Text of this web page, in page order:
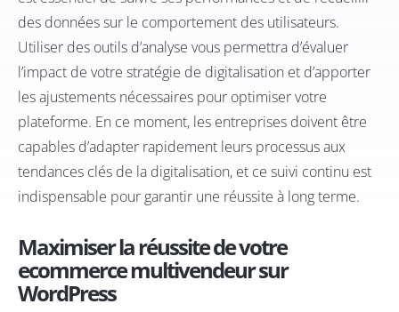
des données sur le comportement des utilisateurs.
Utiliser des outils d’analyse vous permettra d’évaluer
l’impact de votre stratégie de digitalisation et d’apporter
les ajustements nécessaires pour optimiser votre
plateforme. En ce moment, les entreprises doivent être
capables d’adapter rapidement leurs processus aux
tendances clés de la digitalisation, et ce suivi continu est
indispensable pour garantir une réussite à long terme.
Maximiser la réussite de votre
ecommerce multivendeur sur
WordPress